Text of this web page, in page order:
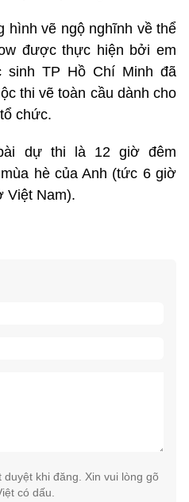
hình vẽ ngộ nghĩnh về thể
được thực hiện bởi em
sinh TP Hồ Chí Minh đã
thi vẽ toàn cầu dành cho
chức.
dự thi là 12 giờ đêm
hè của Anh (tức 6 giờ
Việt Nam).
khi đăng. Xin vui lòng gõ
có dấu.